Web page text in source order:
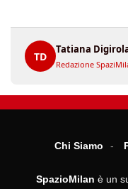
TD
Tatiana
Redazione
Chi Siamo
SpazioMilan è un